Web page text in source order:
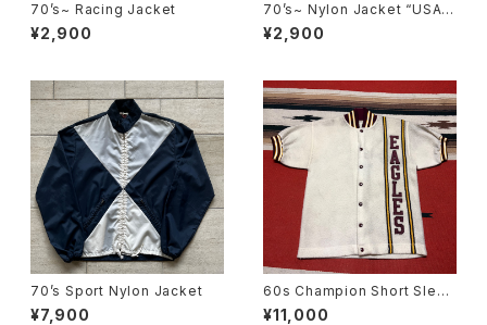
70’s~ Racing Jacket
¥2,900
70’s~ Nylon Jacket “USA
MADE”
¥2,900
70’s Sport Nylon Jacket
¥7,900
60s Champion Short Sleev
e Stadium Jacket size S
¥11,000